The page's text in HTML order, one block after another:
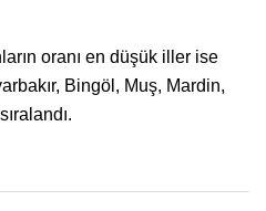
oranı en düşük iller ise
Bingöl, Muş, Mardin,